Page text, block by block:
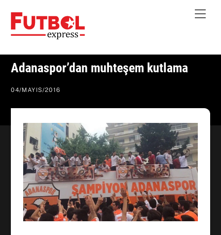
content
Adanaspor’dan muhteşem kutlama
04/MAYIS/2016